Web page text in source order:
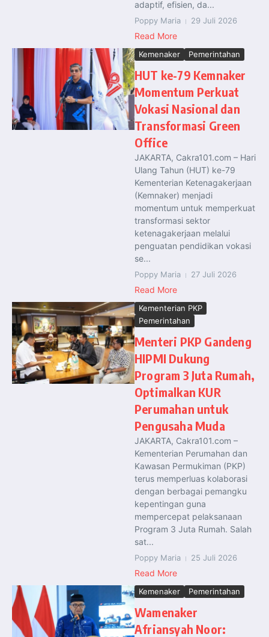
adaptif, efisien, da...
Poppy Maria 29 Juli 2026
Read More
Kemenaker Pemerintahan
HUT ke-79 Kemnaker
Momentum Perkuat
Vokasi Nasional dan
Transformasi Green
Office
JAKARTA, Cakra101.com – Hari
Ulang Tahun (HUT) ke-79
Kementerian Ketenagakerjaan
(Kemnaker) menjadi
momentum untuk memperkuat
transformasi sektor
ketenagakerjaan melalui
penguatan pendidikan vokasi
se...
Poppy Maria 27 Juli 2026
Read More
Kementerian PKP
Pemerintahan
Menteri PKP Gandeng
HIPMI Dukung
Program 3 Juta Rumah,
Optimalkan KUR
Perumahan untuk
Pengusaha Muda
JAKARTA, Cakra101.com –
Kementerian Perumahan dan
Kawasan Permukiman (PKP)
terus memperluas kolaborasi
dengan berbagai pemangku
kepentingan guna
mempercepat pelaksanaan
Program 3 Juta Rumah. Salah
sat...
Poppy Maria 25 Juli 2026
Read More
Kemenaker Pemerintahan
Wamenaker
Afriansyah Noor: